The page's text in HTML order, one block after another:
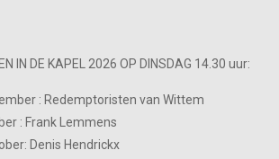
IN DE KAPEL 2026 OP DINSDAG 14.30 uur:
: Redemptoristen van Wittem
: Frank Lemmens
Denis Hendrickx